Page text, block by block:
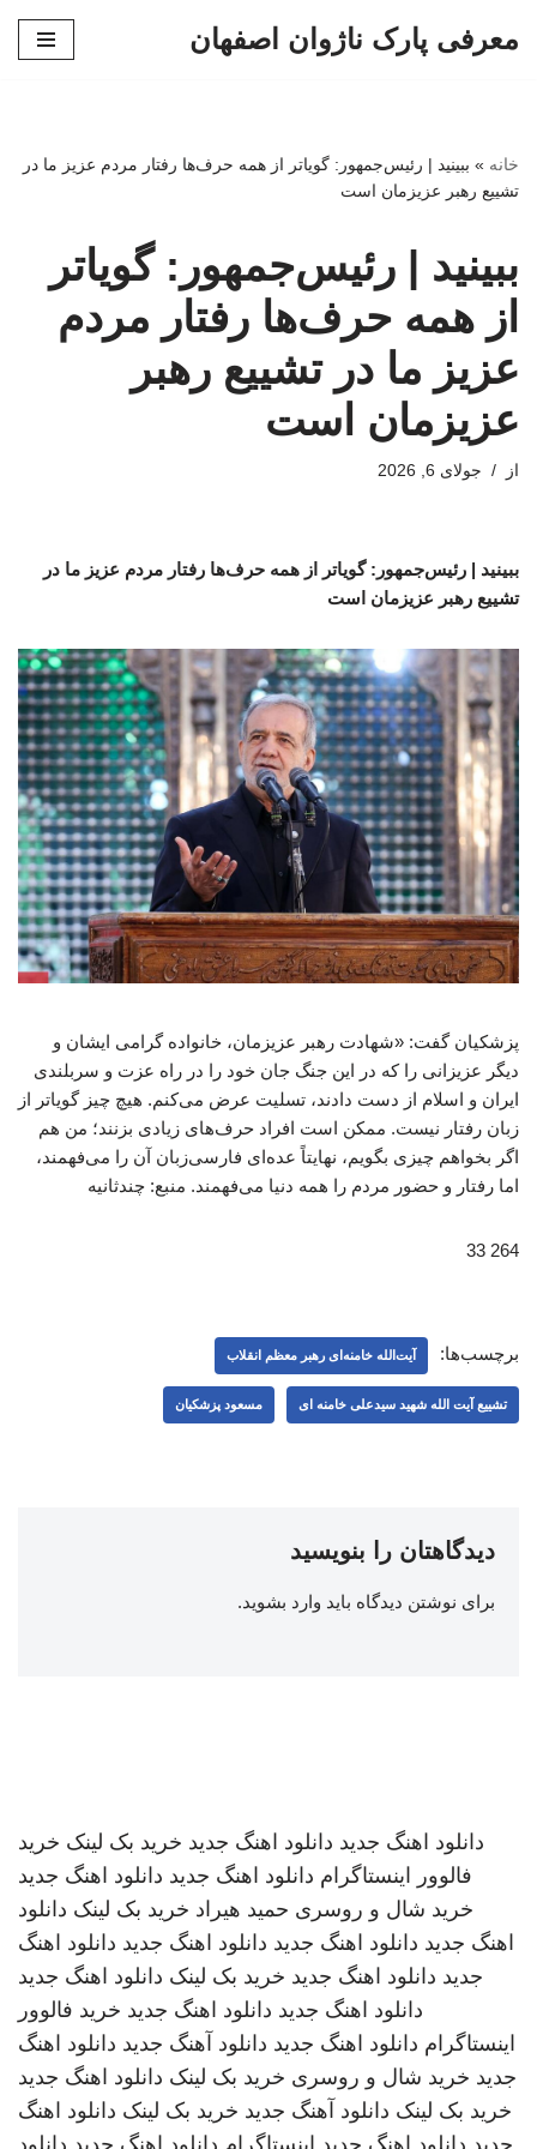
معرفی پارک ناژوان اصفهان
خانه » ببینید | رئیس‌جمهور: گویاتر از همه حرف‌ها رفتار مردم عزیز ما در
تشییع رهبر عزیزمان است
ببینید | رئیس‌جمهور: گویاتر
از همه حرف‌ها رفتار مردم
عزیز ما در تشییع رهبر
عزیزمان است
از جولای 6, 2026
ببینید | رئیس‌جمهور: گویاتر از همه حرف‌ها رفتار مردم عزیز ما در
تشییع رهبر عزیزمان است
پزشکیان گفت: «شهادت رهبر عزیزمان، خانواده گرامی ایشان و
دیگر عزیزانی را که در این جنگ جان خود را در راه عزت و سربلندی
ایران و اسلام از دست دادند، تسلیت عرض می‌کنم. هیچ چیز گویاتر از
زبان رفتار نیست. ممکن است افراد حرف‌های زیادی بزنند؛ من هم
اگر بخواهم چیزی بگویم، نهایتاً عده‌ای فارسی‌زبان آن را می‌فهمند،
اما رفتار و حضور مردم را همه دنیا می‌فهمند. منبع: چندثانیه
264 33
برچسب‌ها: آیت‌الله خامنه‌ای رهبر معظم انقلاب
تشییع آیت الله شهید سیدعلی خامنه ای مسعود پزشکیان
دیدگاهتان را بنویسید
برای نوشتن دیدگاه باید وارد بشوید.
دانلود اهنگ جدید دانلود اهنگ جدید خرید بک لینک خرید
فالوور اینستاگرام دانلود اهنگ جدید دانلود اهنگ جدید
خرید شال و روسری حمید هیراد خرید بک لینک دانلود
اهنگ جدید دانلود اهنگ جدید دانلود اهنگ جدید دانلود اهنگ
جدید دانلود اهنگ جدید خرید بک لینک دانلود اهنگ جدید
دانلود اهنگ جدید دانلود اهنگ جدید خرید فالوور
اینستاگرام دانلود اهنگ جدید دانلود آهنگ جدید دانلود اهنگ
جدید خرید شال و روسری خرید بک لینک دانلود اهنگ جدید
خرید بک لینک دانلود آهنگ جدید خرید بک لینک دانلود اهنگ
جدید دانلود اهنگ جدید اینستاگرام دانلود اهنگ جدید دانلود